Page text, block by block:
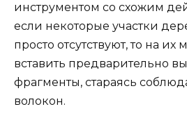
инструментом со схожим
если некоторые участки
просто отсутствуют, то на их
вставить предварительно
фрагменты, стараясь
волокон.